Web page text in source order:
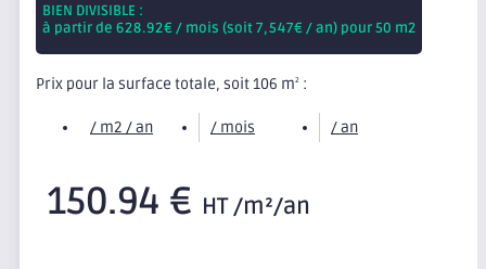
BIEN DIVISIBLE :
à partir de 628.92€ / mois (soit7,547€ / an) pour 50 m2
Prix pour la surface totale, soit 106 m2 :
/ m2 / an / mois / an
150.94 € HT /m²/an